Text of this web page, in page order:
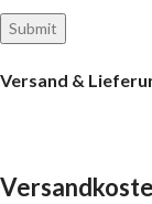
Versand &